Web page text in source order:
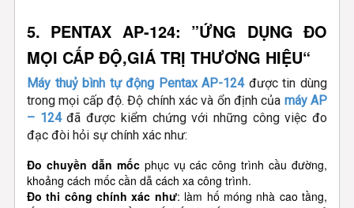
5. PENTAX AP-124: ”ỨNG DỤNG ĐO
MỌI CẤP ĐỘ,GIÁ TRỊ THƯƠNG HIỆU“
Máy thuỷ bình tự động Pentax AP-124 được tin dùng
trong mọi cấp độ. Độ chính xác và ổn định của máy AP
– 124đã được kiểm chứng với những công việc đo
đạc đòi hỏi sự chính xác như:
Đo chuyền dẫn mốcphục vụ các công trình cầu đường,
khoảng cách mốc cần dẫ cách xa công trình.
Đo thi công chính xác như: làm hố móng nhà cao tầng,